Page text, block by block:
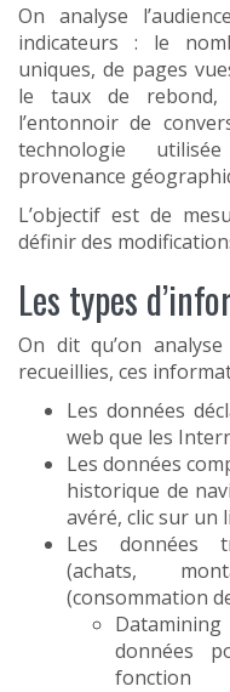
On analyse
indicateurs : le
uniques, de pages
le taux de rebond,
l’entonnoir de
technologie
provenance
L’objectif est de
définir des
Les types
On dit qu’on
recueillies, ces
Les données
web que les
Les données
historique de
avéré, clic sur un
Les données
(achats,
(consommation
données
fonction